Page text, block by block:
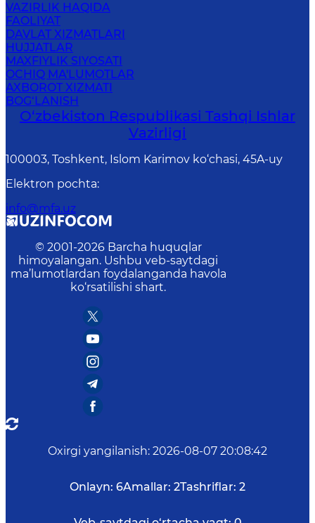
VAZIRLIK HAQIDA
FAOLIYAT
DAVLAT XIZMATLARI
HUJJATLAR
MAXFIYLIK SIYOSATI
OCHIQ MA'LUMOTLAR
AXBOROT XIZMATI
BOG‘LANISH
O‘zbеkistоn Rеspublikаsi Tashqi Ishlаr
Vаzirligi
100003, Toshkent, Islom Karimov ko‘chasi, 45A-uy
Elektron pochta:
info@mfa.uz
© 2001-2026 Barcha huquqlar
himoyalangan. Ushbu veb-saytdagi
ma’lumotlardan foydalanganda havola
ko‘rsatilishi shart.
Oxirgi yangilanish: 2026-08-07 20:08:42
Onlayn: 6Amallar: 2Tashriflar: 2